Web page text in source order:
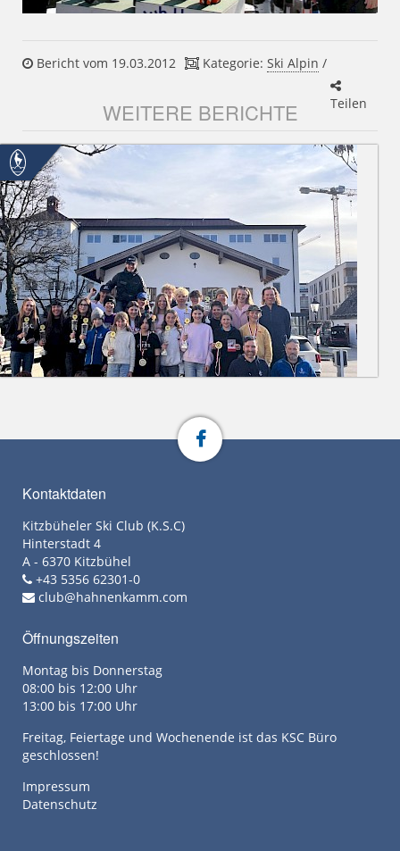
Bericht vom 19.03.2012 Kategorie: Ski Alpin /
Teilen
WEITERE BERICHTE
Kontaktdaten
Kitzbüheler Ski Club (K.S.C)
Hinterstadt 4
A - 6370 Kitzbühel
+43 5356 62301-0
club@hahnenkamm.com
Öffnungszeiten
Montag bis Donnerstag
08:00 bis 12:00 Uhr
13:00 bis 17:00 Uhr
Freitag, Feiertage und Wochenende ist das KSC Büro
geschlossen!
Impressum
Datenschutz